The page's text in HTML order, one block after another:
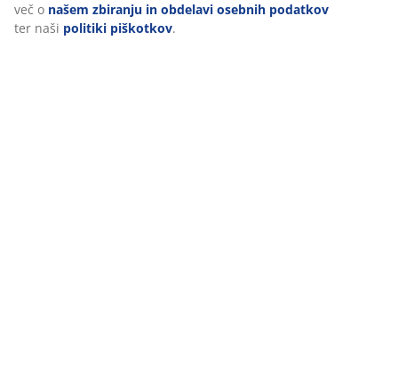
več o našem zbiranju in obdelavi osebnih podatkov
ter naši politiki piškotkov.